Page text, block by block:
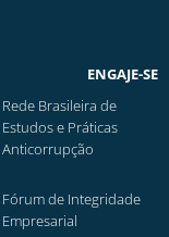
ENGAJE-SE
Rede Brasileira de
Estudos e Práticas
Anticorrupção
Fórum de Integridade
Empresarial